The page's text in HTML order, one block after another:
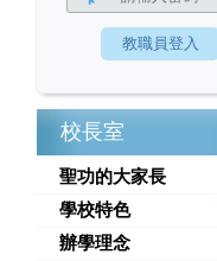
校長室
聖功的大家長
學校特色
辦學理念